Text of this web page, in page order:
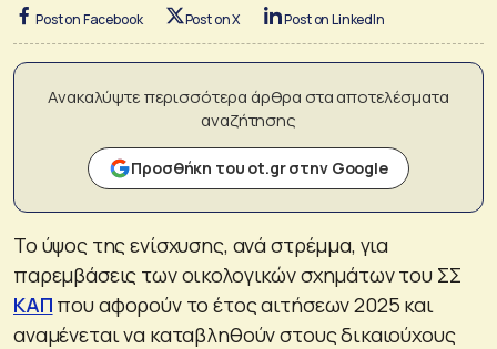
Post on Facebook Post on X Post on LinkedIn
Ανακαλύψτε περισσότερα άρθρα στα αποτελέσματα
αναζήτησης
Προσθήκη του ot.gr στην Google
Το ύψος της ενίσχυσης, ανά στρέμμα, για
παρεμβάσεις των οικολογικών σχημάτων του ΣΣ
ΚΑΠ που αφορούν το έτος αιτήσεων 2025 και
αναμένεται να καταβληθούν στους δικαιούχους